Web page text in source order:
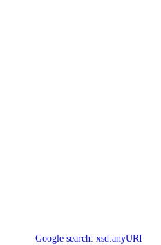
Google search:xsd:anyURI